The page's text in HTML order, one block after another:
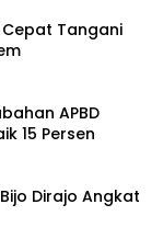
Cepat Tangani
APBD
15 Persen
Dirajo Angkat